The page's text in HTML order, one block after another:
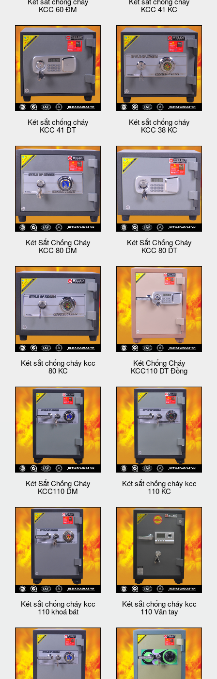
KCC 60 ĐM KCC 41 KC
Két sắt chống cháy
KCC 41 ĐT
Két sắt chống cháy
KCC 38 KC
Két Sắt Chống Cháy
KCC 80 DM
Két Sắt Chống Cháy
KCC 80 DT
Két sắt chống cháy kcc
80 KC
Két Chống Cháy
KCC110 DT Đồng
Két Sắt Chống Cháy
KCC110 DM
Két sắt chống cháy kcc
110 KC
Két sắt chống cháy kcc
110 khoá bát
Két sắt chống cháy kcc
110 Vân tay